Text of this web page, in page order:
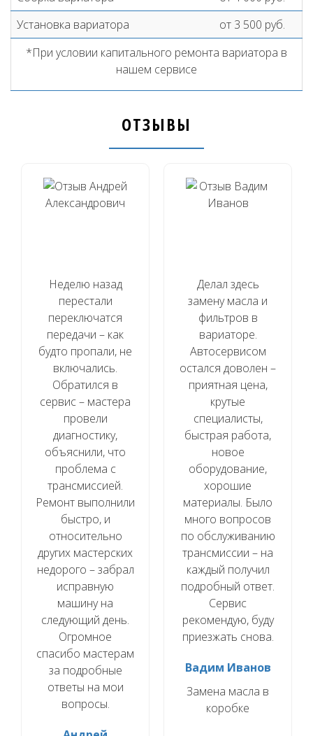
Установка вариатора
от 3 500 руб.
*При условии капитального ремонта вариатора в
нашем сервисе
ОТЗЫВЫ
Неделю назад
перестали
переключатся
передачи – как
будто пропали, не
включались.
Обратился в
сервис – мастера
провели
диагностику,
объяснили, что
проблема с
трансмиссией.
Ремонт выполнили
быстро, и
относительно
других мастерских
недорого – забрал
исправную
машину на
следующий день.
Огромное
спасибо мастерам
за подробные
ответы на мои
вопросы.
Делал здесь
замену масла и
фильтров в
вариаторе.
Автосервисом
остался доволен –
приятная цена,
крутые
специалисты,
быстрая работа,
новое
оборудование,
хорошие
материалы. Было
много вопросов
по обслуживанию
трансмиссии – на
каждый получил
подробный ответ.
Сервис
рекомендую, буду
приезжать снова.
Вадим Иванов
Замена масла в
коробке